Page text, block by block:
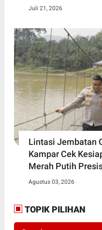
Juli 21, 2026
Lintasi Jembatan
Kampar Cek
Merah Putih
Agustus 03, 2026
TOPIK PILIHAN